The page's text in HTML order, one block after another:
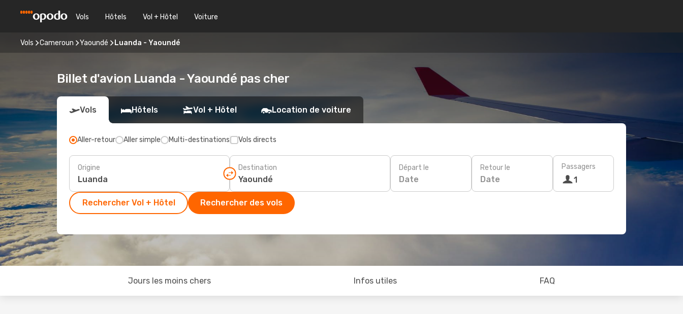
Vols Hôtels Vol + Hôtel Voiture
Vols Cameroun Yaoundé Luanda - Yaoundé
Billet d'avion Luanda - Yaoundé pas cher
Vols Hôtels Vol + Hôtel Location de voiture
Aller-retour Aller simple Multi-destinations Vols directs
Origine Destination Départ le
Date
Retour le
Date
Passagers
1
Rechercher Vol + Hôtel Rechercher des vols
Jours les moins chers Infos utiles FAQ